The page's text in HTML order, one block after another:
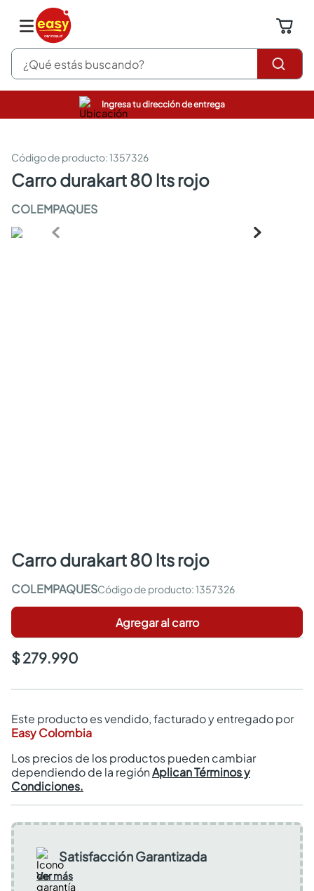
¿Qué estás buscando?
Ingresa tu dirección de entrega
:1357326
carro durakart 80 lts rojo
COLEMPAQUES
carro durakart 80 lts rojo
COLEMPAQUES :1357326
Agregar al carro
$ 279.990
Este producto es vendido, facturado y entregado por
Easy Colombia
Los precios de los productos pueden cambiar
dependiendo de la regiónAplican Términos y
Condiciones.
Satisfacción Garantizada
Ver más
pinturas
sanitarios
comedor
pisos
armarios closet